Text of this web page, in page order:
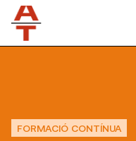
FORMACIÓ CONTÍNUA